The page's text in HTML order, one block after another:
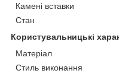
Камені вставки
Стан
Користувальницькі
Матеріал
Стиль виконання